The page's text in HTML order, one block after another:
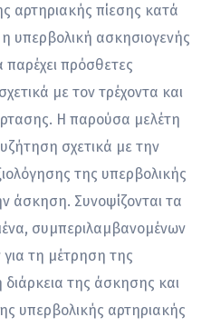
αρτηριακής πίεσης κατά
υπερβολική ασκησιογενής
παρέχει πρόσθετες
με τον τρέχοντα και
Η παρούσα μελέτη
σχετικά με την
της υπερβολικής
άσκηση. Συνοψίζονται τα
συμπεριλαμβανομένων
τη μέτρηση της
της άσκησης και
υπερβολικής αρτηριακής